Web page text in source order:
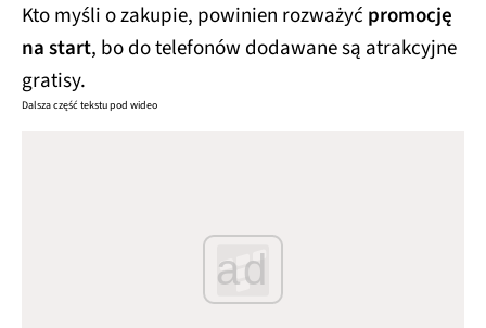
Kto myśli o zakupie, powinien rozważyć promocję
na start, bo do telefonów dodawane są atrakcyjne
gratisy.
Dalsza część tekstu pod wideo
ad